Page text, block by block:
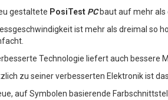
gestaltete PosiTest PCbaut auf mehr als
ist mehr als dreimal so
Technologie liefert auch bessere
zu seiner verbesserten Elektronik ist das
auf Symbolen basierende